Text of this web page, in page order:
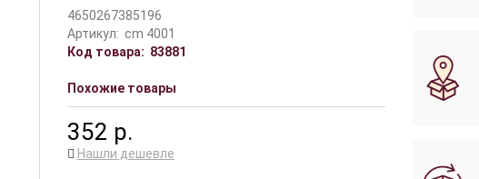
4650267385196
Артикул: сm 4001
Код товара: 83881
Похожие товары
352 р.
Нашли дешевле